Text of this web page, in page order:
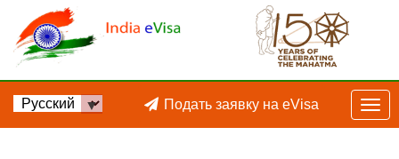
Подать заявку на eVisa